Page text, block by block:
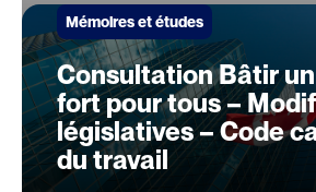
Mémoires et études
Consultation Bâtir
fort pour tous –
législatives – Code
du travail